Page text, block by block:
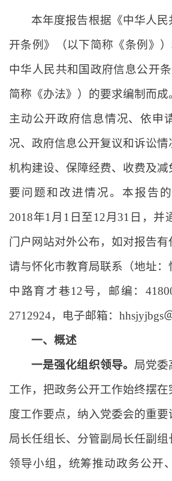
本年度报告根据《中华人
开条例》（以下简称《条例》
中华人民共和国政府信息公开
简称《办法》）的要求编制而成
主动公开政府信息情况、依申
况、政府信息公开复议和诉讼
机构建设、保障经费、收费及减
要问题和改进情况。本报告
2018年1月1日至12月31日，并
门户网站对外公布，如对报告有
请与怀化市教育局联系（地址
中路育才巷12号，邮编：
2712924，电子邮箱：hhsjyjbgs
一、概述
一是强化组织领导。 局党委
工作，把政务公开工作始终摆
度工作要点，纳入党委会的重
局长任组长、分管副局长任副
领导小组，统筹推动政务公开